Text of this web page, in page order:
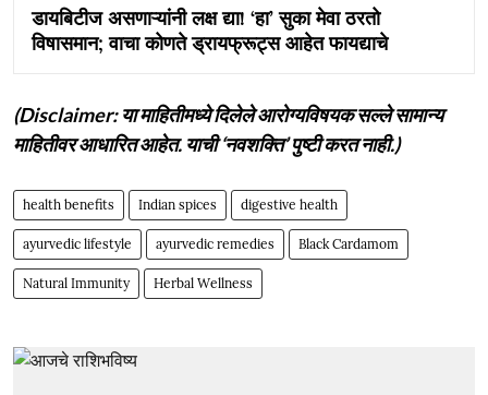
डायबिटीज असणाऱ्यांनी लक्ष द्या! ‘हा’ सुका मेवा ठरतो
विषासमान; वाचा कोणते ड्रायफ्रूट्स आहेत फायद्याचे
(Disclaimer: या माहितीमध्ये दिलेले आरोग्यविषयक सल्ले सामान्य
माहितीवर आधारित आहेत. याची ‘नवशक्ति’ पुष्टी करत नाही.)
health benefits Indian spices digestive health
ayurvedic lifestyle ayurvedic remedies Black Cardamom
Natural Immunity Herbal Wellness